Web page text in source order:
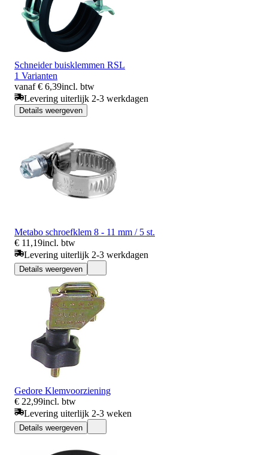
Schneider buisklemmen RSL
1 Varianten
vanaf € 6,39incl. btw
Levering uiterlijk 2-3 werkdagen
Details weergeven
Metabo schroefklem 8 - 11 mm / 5 st.
€ 11,19incl. btw
Levering uiterlijk 2-3 werkdagen
Details weergeven
Gedore Klemvoorziening
€ 22,99incl. btw
Levering uiterlijk 2-3 weken
Details weergeven